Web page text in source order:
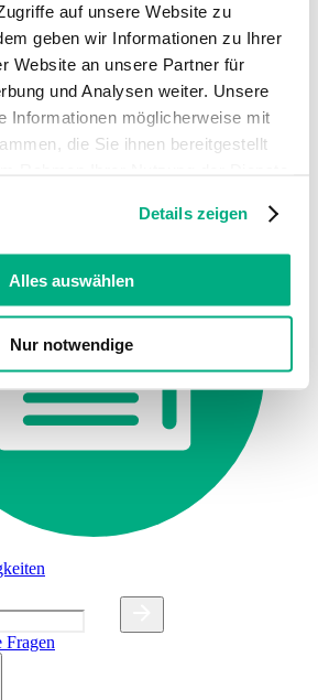
auf unsere Website zu
geben wir Informationen zu Ihrer
Website an unsere Partner für
und Analysen weiter. Unsere
Informationen möglicherweise mit
die Sie ihnen bereitgestellt
Webseite weiterhin nutzen.
finden Sie in
undImpressum
Details zeigen
Alles auswählen
Nur notwendige
Regulation (MDR)
Fragen